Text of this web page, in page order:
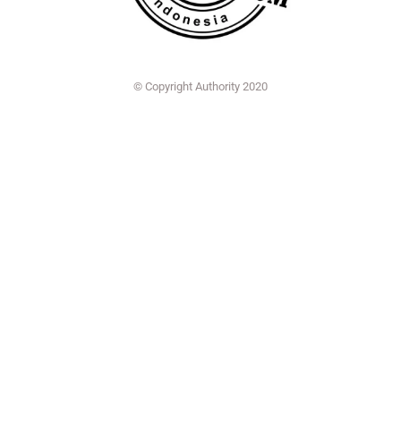
© Copyright Authority 2020